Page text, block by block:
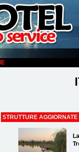
STRUTTURE